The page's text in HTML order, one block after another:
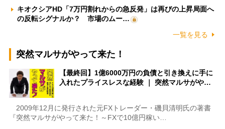
キオクシアHD「7万円割れからの急反発」は再びの上昇局面へ
の反転シグナルか？ 市場のムー…
一覧を見る
突然マルサがやって来た！
【最終回】1億6000万円の負債と引き換えに手に
入れたプライスレスな経験 ｜ 突然マルサがや…
2009年12月に発行された元FXトレーダー・磯貝清明氏の著書
『突然マルサがやって来た！～FXで10億円稼い…